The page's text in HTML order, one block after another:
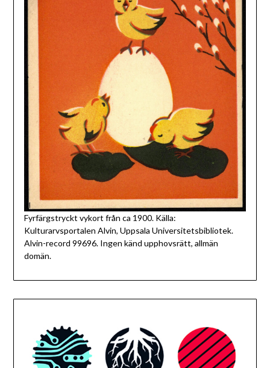
Fyrfärgstryckt vykort från ca 1900. Källa:
Kulturarvsportalen Alvin, Uppsala Universitetsbibliotek.
Alvin-record 99696. Ingen känd upphovsrätt, allmän
domän.